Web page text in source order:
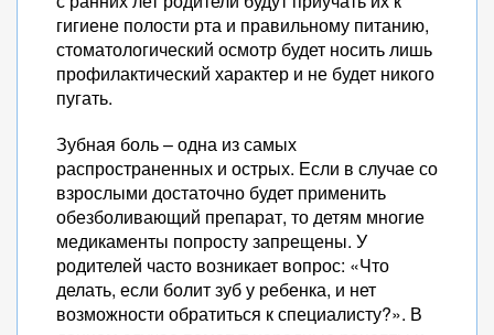
гигиене полости рта и правильному питанию,
стоматологический осмотр будет носить лишь
профилактический характер и не будет никого
пугать.
Зубная боль – одна из самых
распространенных и острых. Если в случае со
взрослыми достаточно будет применить
обезболивающий препарат, то детям многие
медикаменты попросту запрещены. У
родителей часто возникает вопрос: «Что
делать, если болит зуб у ребенка, и нет
возможности обратиться к специалисту?». В